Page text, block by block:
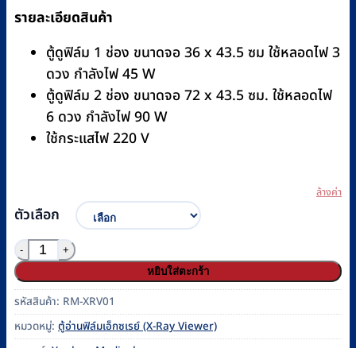
รายละเอียดสินค้า
ตู้ดูฟิล์ม 1 ช่อง ขนาดจอ 36 x 43.5 ซม ใช้หลอดไฟ 3
ดวง กำลังไฟ 45 W
ตู้ดูฟิล์ม 2 ช่อง ขนาดจอ 72 x 43.5 ซม. ใช้หลอดไฟ
6 ดวง กำลังไฟ 90 W
ใช้กระแสไฟ 220 V
ตัวเลือก
ล้างค่า
จำนวน ตู้อ่านฟิล์ม YUEHUA รหัส RM-XRV01 ชิ้น
หยิบใส่ตะกร้า
รหัสสินค้า: RM-XRV01
หมวดหมู่: ตู้อ่านฟิล์มเอ็กซเรย์ (X-Ray Viewer)